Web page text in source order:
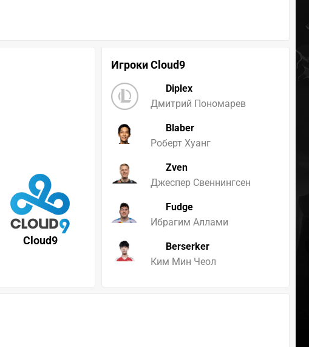
Игроки Cloud9
Diplex
Дмитрий Пономарев
Blaber
Роберт Хуанг
Zven
Джеспер Свеннингсен
Fudge
Ибрагим Аллами
Berserker
Ким Мин Чеол
Cloud9